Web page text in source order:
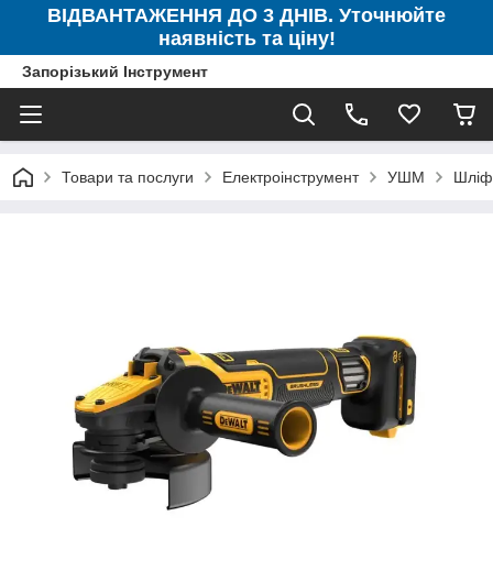
ВІДВАНТАЖЕННЯ ДО 3 ДНІВ. Уточнюйте
наявність та ціну!
Запорізький Інструмент
Товари та послуги Електроінструмент УШМ